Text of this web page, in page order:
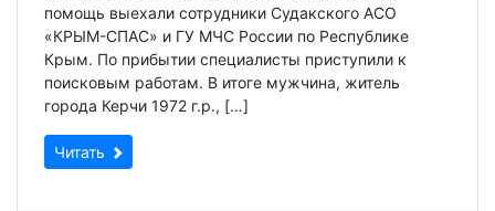
помощь выехали сотрудники Судакского АСО
«КРЫМ-СПАС» и ГУ МЧС России по Республике
Крым. По прибытии специалисты приступили к
поисковым работам. В итоге мужчина, житель
города Керчи 1972 г.р., […]
Читать